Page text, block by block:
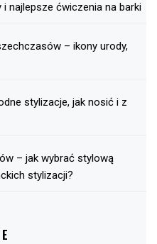
i najlepsze ćwiczenia na barki
– ikony urody,
stylizacje, jak nosić i z
– jak wybrać stylową
stylizacji?